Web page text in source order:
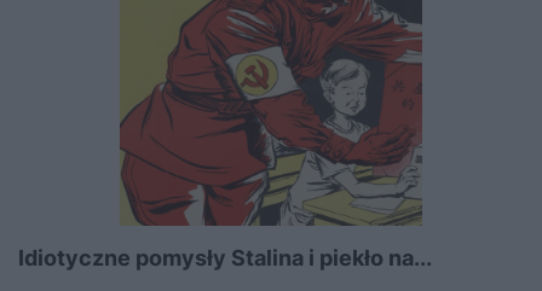
Idiotyczne pomysły Stalina i piekło na...